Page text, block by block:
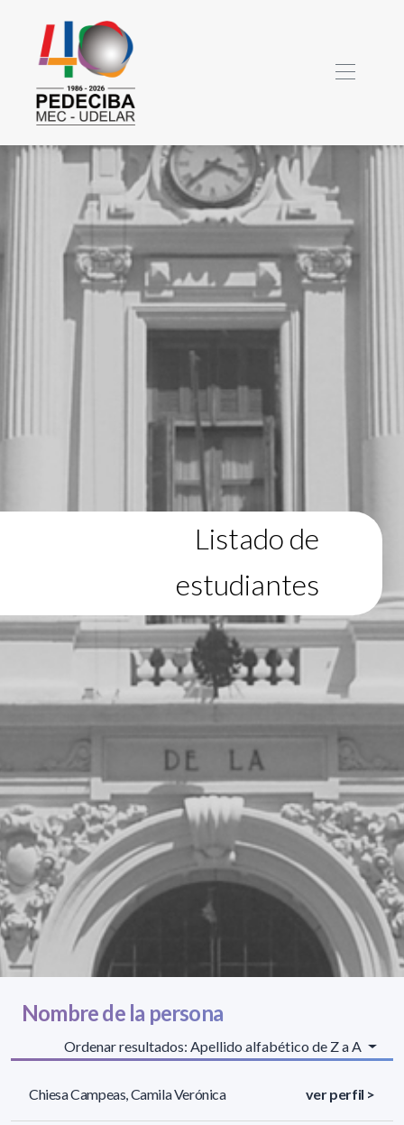
Listado de
estudiantes
Nombre de la persona
Ordenar resultados: Apellido alfabético de Z a A
Chiesa Campeas, Camila Verónica ver perfil >